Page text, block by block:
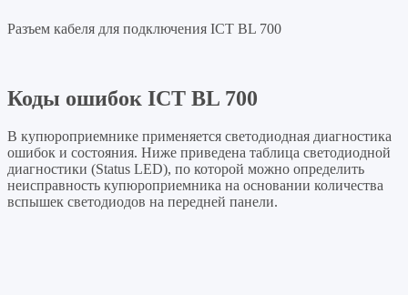
Разъем кабеля для подключения ICT BL 700
Коды ошибок ICT BL 700
В купюроприемнике применяется светодиодная диагностика
ошибок и состояния. Ниже приведена таблица светодиодной
диагностики (Status LED), по которой можно определить
неисправность купюроприемника на основании количества
вспышек светодиодов на передней панели.